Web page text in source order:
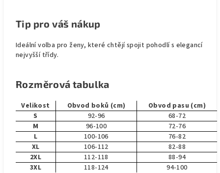
Tip pro váš nákup
Ideální volba pro ženy, které chtějí spojit pohodlí s elegancí
nejvyšší třídy.
Rozměrová tabulka
Velikost Obvod boků (cm)
Obvod pasu (cm)
S
92-96
68-72
M
96-100
72-76
L
100-106
76-82
XL
106-112
82-88
2XL
112-118
88-94
3XL
118-124 94-100